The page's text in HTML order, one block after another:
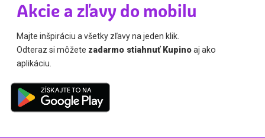
Akcie a zľavy do mobilu
Majte inšpiráciu a všetky zľavy na jeden klik.
Odteraz si môžete zadarmo stiahnuť Kupinoaj ako
aplikáciu.